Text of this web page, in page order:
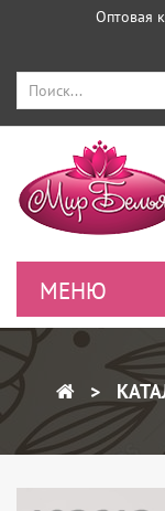
Оптовая